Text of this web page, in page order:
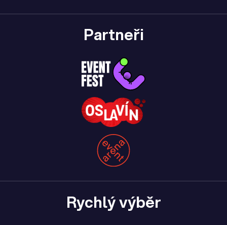
Partneři
Rychlý výběr